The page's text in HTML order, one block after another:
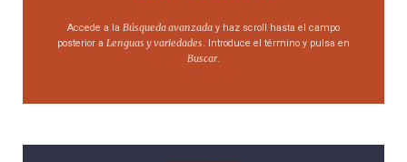
Accede a la Búsqueda avanzada y haz scroll hasta el campo
posterior a Lenguas y variedades. Introduce el término y pulsa en
Buscar.